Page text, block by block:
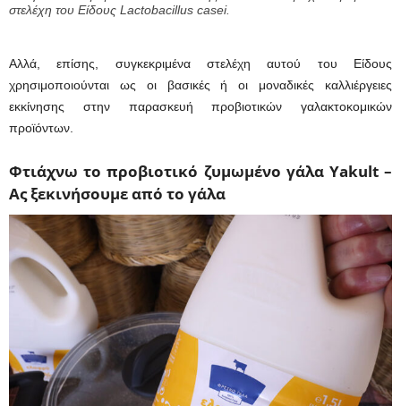
στελέχη του Είδους Lactobacillus casei.
Αλλά, επίσης, συγκεκριμένα στελέχη αυτού του Είδους
χρησιμοποιούνται ως οι βασικές ή οι μοναδικές καλλιέργειες
εκκίνησης στην παρασκευή προβιοτικών γαλακτοκομικών
προϊόντων.
Φτιάχνω το προβιοτικό ζυμωμένο γάλα Yakult –
Ας ξεκινήσουμε από το γάλα